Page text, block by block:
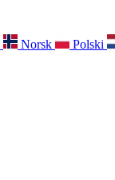
Norsk Polski